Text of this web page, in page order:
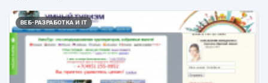
ВЕБ-РАЗРАБОТКА И IT